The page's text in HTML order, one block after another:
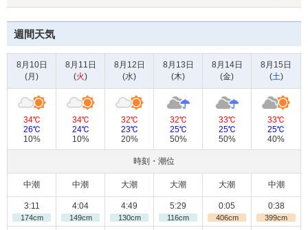
週間天気
8月10日
(月 )
8月11日
(火)
8月12日
(水)
8月13日
(木)
8月14日
(金)
8月15日
(土)
34℃
26℃
10%
34℃
24℃
10%
32℃
23℃
20%
32℃
25℃
50%
33℃
25℃
50%
33℃
25℃
40%
時刻・潮位
中潮 中潮 大潮 大潮 大潮 中潮
3:11
174cm
4:04
149cm
4:49
130cm
5:29
116cm
0:05
406cm
0:38
399cm